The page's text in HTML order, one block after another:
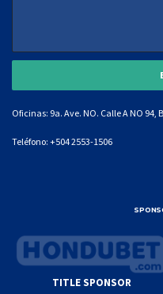
Oficinas: 9a. Ave. NO. Calle A NO
Teléfono: +504 2553-1506
TITLE SPONSOR